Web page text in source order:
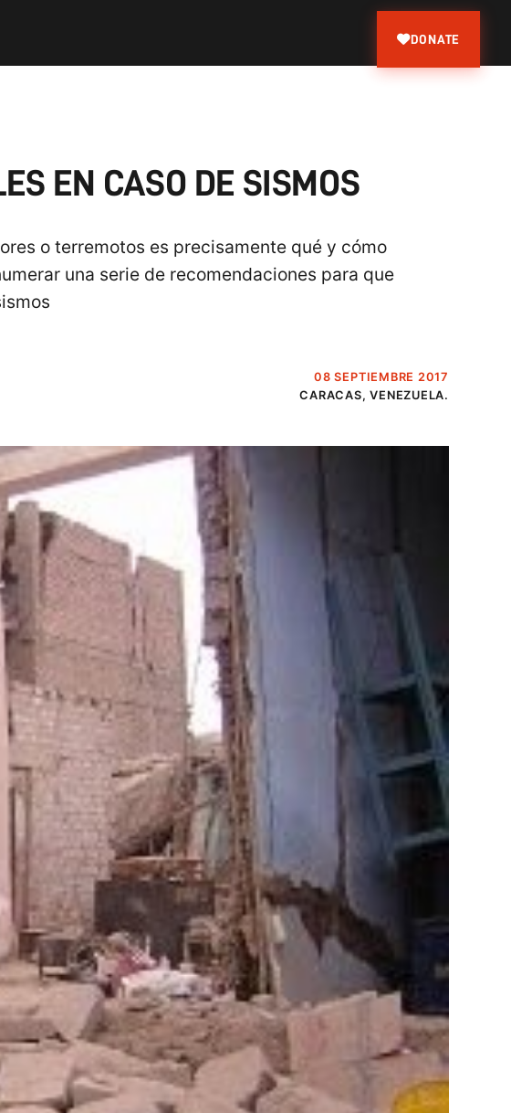
DONATE
EN CASO DE SISMOS
o terremotos es precisamente qué y cómo
una serie de recomendaciones para que
08 SEPTIEMBRE 2017
CARACAS, VENEZUELA.